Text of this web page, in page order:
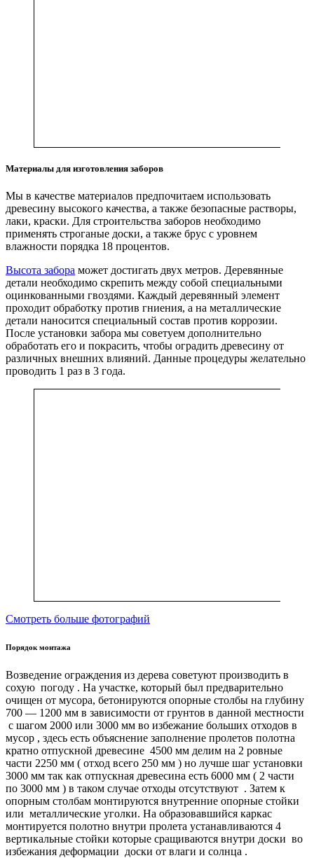
Материалы для изготовления заборов
Мы в качестве материалов предпочитаем использовать
древесину высокого качества, а также безопасные растворы,
лаки, краски. Для строительства заборов необходимо
применять строганые доски, а также брус с уровнем
влажности порядка 18 процентов.
Высота забора может достигать двух метров. Деревянные
детали необходимо скрепить между собой специальными
оцинкованными гвоздями. Каждый деревянный элемент
проходит обработку против гниения, а на металлические
детали наносится специальный состав против коррозии.
После установки забора мы советуем дополнительно
обработать его и покрасить, чтобы оградить древесину от
различных внешних влияний. Данные процедуры желательно
проводить 1 раз в 3 года.
Смотреть больше фотографий
Порядок монтажа
Возведение ограждения из дерева советуют производить в
сохую погоду . На участке, который был предварительно
очищен от мусора, бетонируются опорные столбы на глубину
700 — 1200 мм в зависимости от грунтов в данной местности
с шагом 2000 или 3000 мм во избежание больших отходов в
мусор , здесь есть объяснение заполнение пролетов полотна
кратно отпускной древесине 4500 мм делим на 2 ровные
части 2250 мм ( отход всего 250 мм ) но лучше шаг установки
3000 мм так как отпускная древесина есть 6000 мм ( 2 части
по 3000 мм ) в таком случае отходы отсутствуют . Затем к
опорным столбам монтируются внутренние опорные стойки
или металлические уголки. На образовавшийся каркас
монтируется полотно внутри пролета устанавливаются 4
вертикальные стойки которые сращиваются внутри доски во
избежания деформации доски от влаги и солнца .